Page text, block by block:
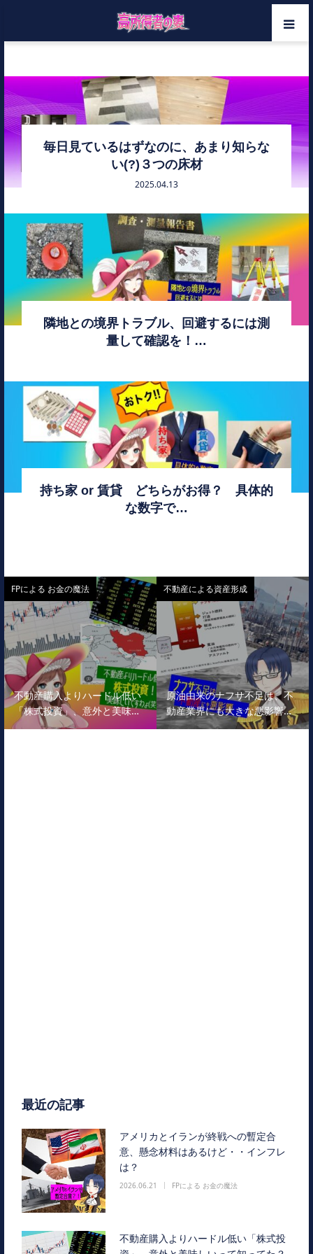
毎日見ているはずなのに、あまり知らな
い(?)３つの床材
2025.04.13
隣地との境界トラブル、回避するには測
量して確認を！…
持ち家 or 賃貸 どちらがお得？ 具体的
な数字で…
FPによる お金の魔法
不動産購入よりハードル低い
「株式投資」、意外と美味…
不動産による資産形成
原油由来のナフサ不足は、不
動産業界にも大きな悪影響…
最近の記事
アメリカとイランが終戦への暫定合
意、懸念材料はあるけど・・インフレ
は？
2026.06.21 FPによる お金の魔法
不動産購入よりハードル低い「株式投
メンバー
カテゴリー